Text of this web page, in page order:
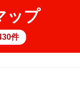
ップ
件